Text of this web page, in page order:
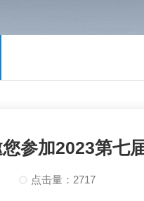
参加2023第七
点击量：2717